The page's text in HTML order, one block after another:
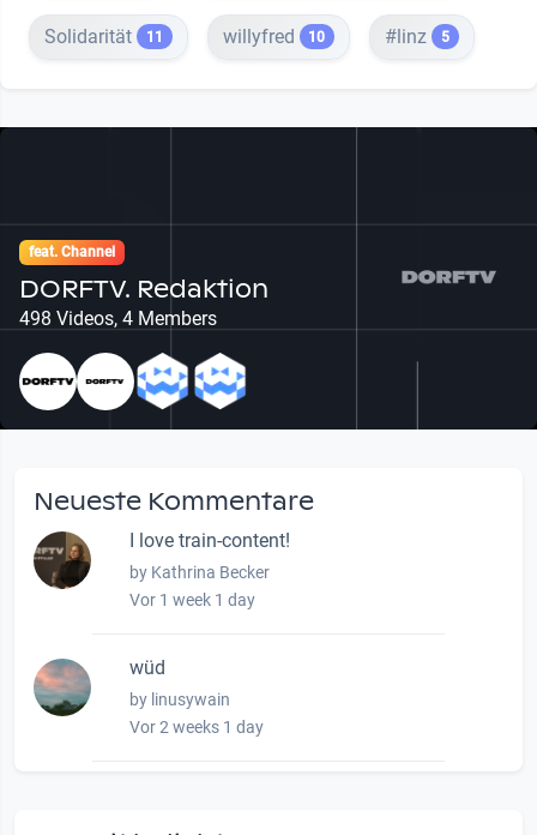
Solidarität 11 willyfred 10 #linz 5
feat. Channel
DORFTV. Redaktion
498 Videos, 4 Members
Neueste Kommentare
I love train-content!
by Kathrina Becker
Vor 1 week 1 day
wüd
by linusywain
Vor 2 weeks 1 day